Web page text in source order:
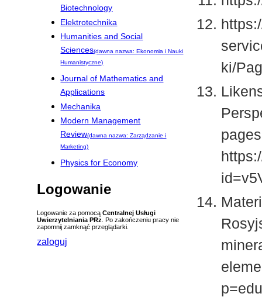
Biotechnology
Elektrotechnika
Humanities and Social
Sciences(dawna nazwa: Ekonomia i Nauki
Humanistyczne)
Journal of Mathematics and
Applications
Mechanika
Modern Management
Review(dawna nazwa: Zarządzanie i
Marketing)
Physics for Economy
Logowanie
Logowanie za pomocąCentralnej Usługi
Uwierzytelniania PRz . Po zakończeniu pracy nie
zapomnij zamknąć przeglądarki.
zaloguj
ki/